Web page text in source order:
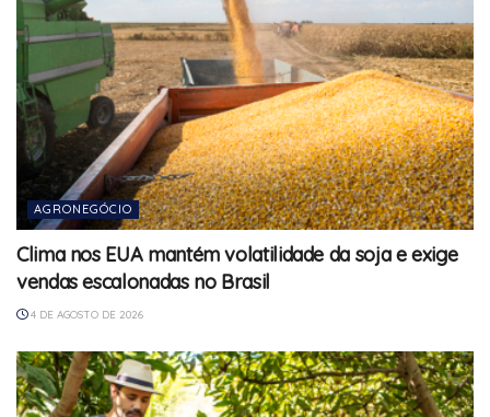
AGRONEGÓCIO
Clima nos EUA mantém volatilidade da soja e exige
vendas escalonadas no Brasil
4 DE AGOSTO DE 2026